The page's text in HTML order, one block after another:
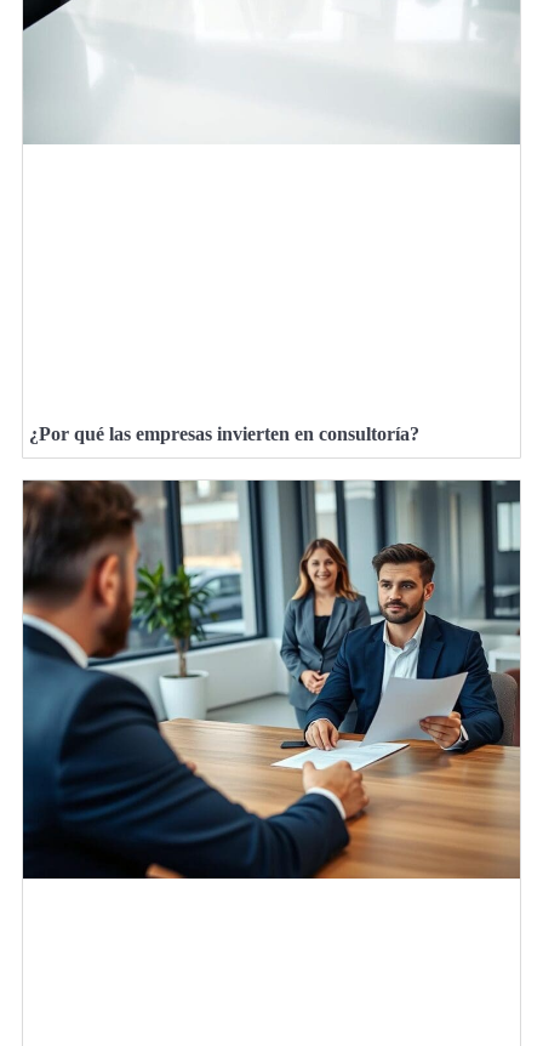
¿Por qué las empresas invierten en consultoría?